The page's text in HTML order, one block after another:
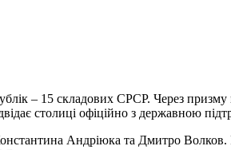
– 15 складових СРСР. Через
столиці офіційно з державною
Андріюка та Дмитро